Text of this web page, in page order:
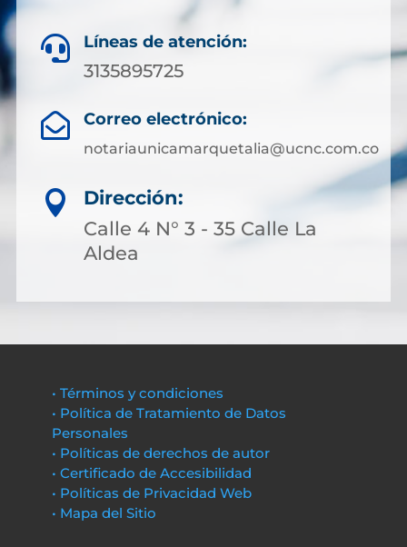
 Líneas de atención:
3135895725
 Correo electrónico:
notariaunicamarquetalia@ucnc.com.co

Dirección:
Calle 4 N° 3 - 35 Calle La
Aldea
• Términos y condiciones
• Política de Tratamiento de Datos
Personales
• Políticas de derechos de autor
• Certificado de Accesibilidad
• Políticas de Privacidad Web
• Mapa del Sitio